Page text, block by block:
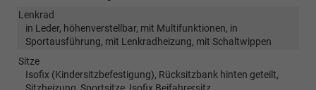
Lenkrad
in Leder, höhenverstellbar, mit Multifunktionen, in
Sportausführung, mit Lenkradheizung, mit Schaltwippen
Sitze
Isofix (Kindersitzbefestigung), Rücksitzbank hinten geteilt,
Sitzheizung, Sportsitze, Isofix Beifahrersitz